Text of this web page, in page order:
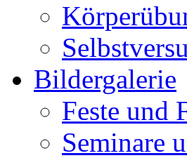
Bildergalerie
Feste und
Seminare